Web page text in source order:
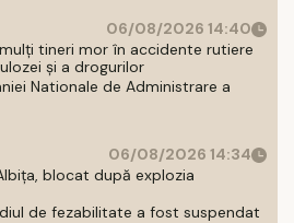
06/08/2026 14:40
tineri mor în accidente rutiere
și a drogurilor
Nationale de Administrare a
06/08/2026 14:34
blocat după explozia
de fezabilitate a fost suspendat